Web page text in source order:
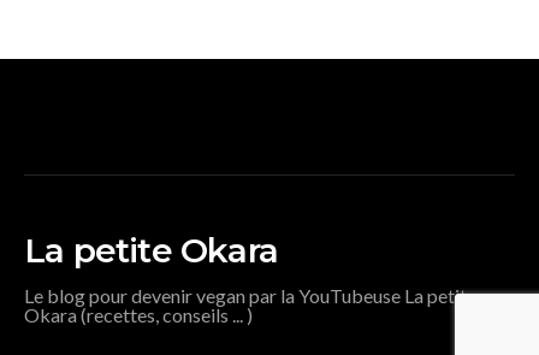
La petite Okara
Le blog pour devenir vegan par la YouTubeuse La petite
Okara (recettes, conseils ... )